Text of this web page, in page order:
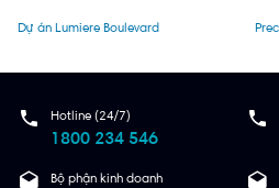
Dự án Lumiere Boulevard
Hotline (24/7)
1800 234 546
Bộ phận kinh doanh